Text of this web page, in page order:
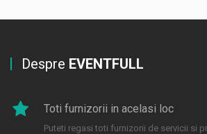
Despre EVENTFULL
Toti furnizorii in acelasi loc
Puteti regasi toti furnizorii de servicii si